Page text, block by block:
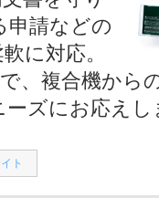
申請などの
に対応。
、複合機から
ーズにお応えし
ト